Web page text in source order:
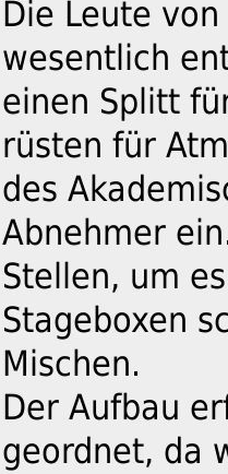
Die Leute
wesentlich
einen Splitt
rüsten für
des
Abnehmer
Stellen, um
Stageboxen
Mischen.
Der Aufbau
geordnet, da